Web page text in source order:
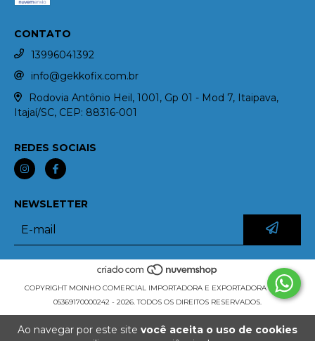
Ao navegar por este site você aceita o uso de cookies
CONTATO
13996041392
info@gekkofix.com.br
Rodovia Antônio Heil, 1001, Gp 01 - Mod 7, Itaipava,
Itajaí/SC, CEP: 88316-001
REDES SOCIAIS
NEWSLETTER
COPYRIGHT MOINHO COMERCIAL IMPORTADORA E EXPORTADORA LTDA -
05369170000242 - 2026. TODOS OS DIREITOS RESERVADOS.